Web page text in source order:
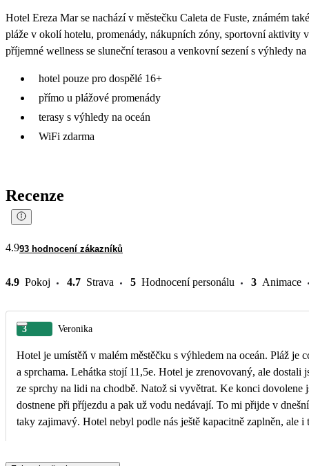
Hotel Ereza Mar se nachází v městečku Caleta de Fuste, známém
pláže v okolí hotelu, promenády, nákupních zóny, sportovní
příjemné wellness se sluneční terasou a venkovní sezení s výhledy na
hotel pouze pro dospělé 16+
přímo u plážové promenády
terasy s výhledy na oceán
WiFi zdarma
Recenze
4.993 hodnocení zákazníků
4.9 Pokoj 4.7 Strava 5 Hodnocení personálu 3 Animace
3 Veronika
Hotel je umístěň v malém městěčku s výhledem na oceán. Pláž
a sprchama. Lehátka stojí 11,5e. Hotel je zrenovovaný, ale
ze sprchy na lidi na chodbě. Natož si vyvětrat. Ke konci
dostnene při příjezdu a pak už vodu nedávají. To mi přijde v
taky zajimavý. Hotel nebyl podle nás ještě kapacitně zaplněn,